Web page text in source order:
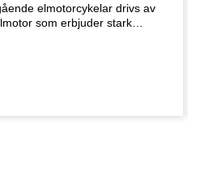
elmotorcykelar drivs av
som erbjuder stark
som e-Boost och Walk
upplevelsen. Den